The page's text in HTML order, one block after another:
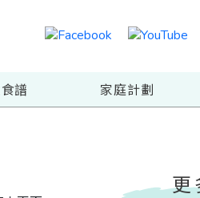
譜 家庭計劃
更